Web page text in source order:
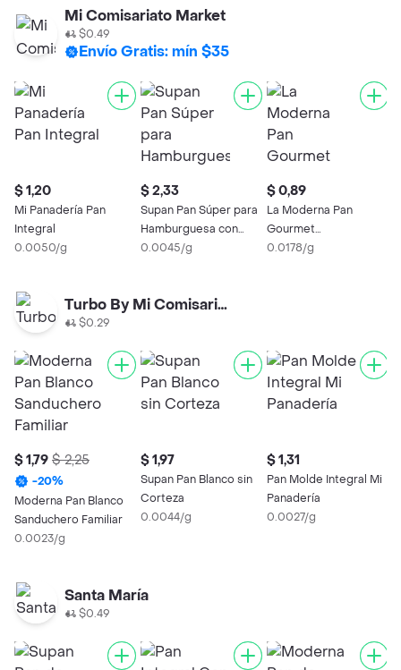
Mi Comisariato Market
$0.49
Envío Gratis: mín $35
$ 1,20
Mi Panadería Pan
Integral
0.0050/g
$ 2,33
Supan Pan Súper para
Hamburguesa con
Ajonjolí
0.0045/g
$ 0,89
La Moderna Pan
Gourmet
Zanahoria/Nueces
0.0178/g
Turbo By Mi Comisariato
$0.29
$ 1,79 $ 2,25
-20%
Moderna Pan Blanco
Sanduchero Familiar
0.0023/g
$ 1,97
Supan Pan Blanco sin
Corteza
0.0044/g
$ 1,31
Pan Molde Integral Mi
Panadería
0.0027/g
Santa María
$0.49